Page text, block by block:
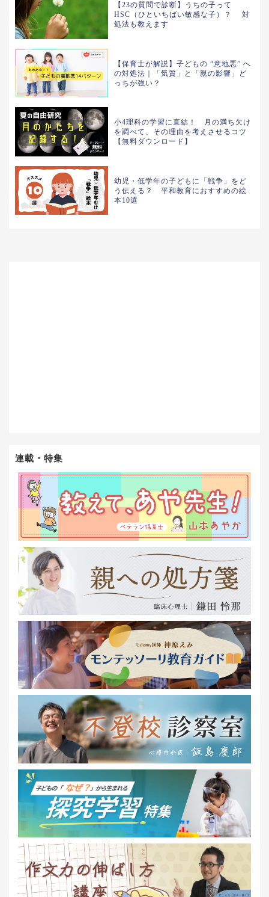
【23の質問で診断】うちの子って
HSC（ひといちばい敏感な子）？ 対
処法も教えます
【保育士が解説】子どもの “意地悪” へ
の対処法｜「気質」と「親の影響」ど
っちが強い？
小4理科の学習に直結！ 月の満ち欠け
を調べて、その理由を考えさせるコツ
【無料ダウンロード】
幼児・低学年の子どもに「戦争」をど
う伝える？ 平和教育におすすめの絵
本10選
連載・特集